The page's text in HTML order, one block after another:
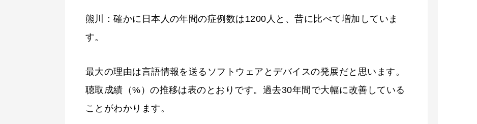
熊川：確かに日本人の年間の症例数は1200人と、昔に比べて増加していま
す。
最大の理由は言語情報を送るソフトウェアとデバイスの発展だと思います。
聴取成績（%）の推移は表のとおりです。過去30年間で大幅に改善している
ことがわかります。